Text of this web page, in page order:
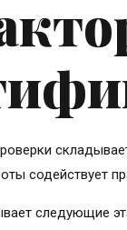
содействует
следующие